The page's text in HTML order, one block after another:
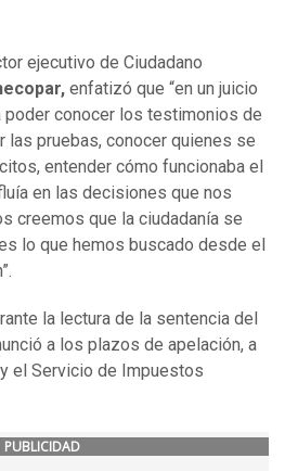
ejecutivo de Ciudadano
enfatizó que “en un juicio
poder conocer los testimonios de
las pruebas, conocer quienes se
entender cómo funcionaba el
en las decisiones que nos
creemos que la ciudadanía se
lo que hemos buscado desde el
la lectura de la sentencia del
a los plazos de apelación, a
el Servicio de Impuestos
PUBLICIDAD